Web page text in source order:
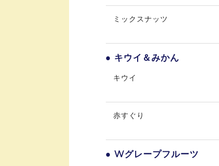
ミックスナッツ
● キウイ＆みかん
キウイ
赤すぐり
● Wグレープフルーツ